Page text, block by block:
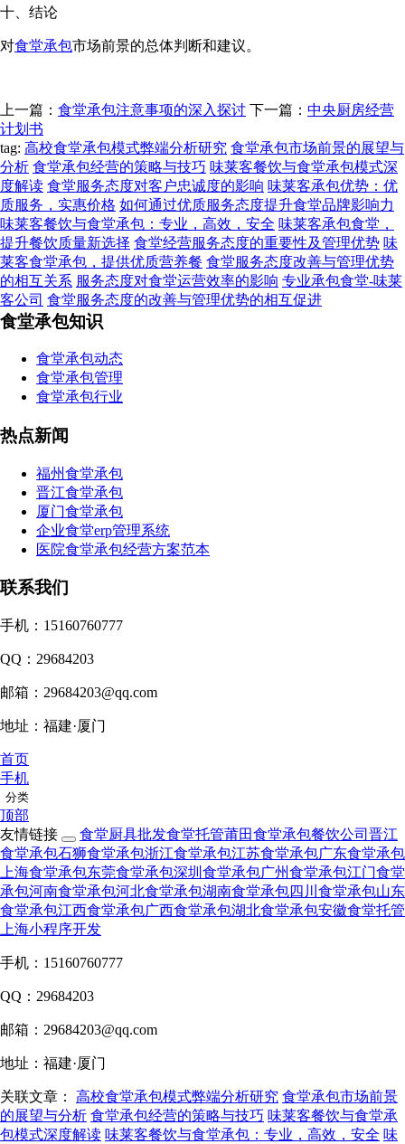
十、结论
对食堂承包市场前景的总体判断和建议。
上一篇： 食堂承包注意事项的深入探讨 下一篇： 中央厨房经营
计划书
tag: 高校食堂承包模式弊端分析研究 食堂承包市场前景的展望与
分析 食堂承包经营的策略与技巧 味莱客餐饮与食堂承包模式深
度解读 食堂服务态度对客户忠诚度的影响 味莱客承包优势：优
质服务，实惠价格 如何通过优质服务态度提升食堂品牌影响力
味莱客餐饮与食堂承包：专业，高效，安全 味莱客承包食堂，
提升餐饮质量新选择 食堂经营服务态度的重要性及管理优势 味
莱客食堂承包，提供优质营养餐 食堂服务态度改善与管理优势
的相互关系 服务态度对食堂运营效率的影响 专业承包食堂-味莱
客公司 食堂服务态度的改善与管理优势的相互促进
食堂承包知识
食堂承包动态
食堂承包管理
食堂承包行业
热点新闻
福州食堂承包
晋江食堂承包
厦门食堂承包
企业食堂erp管理系统
医院食堂承包经营方案范本
联系我们
手机：15160760777
QQ：29684203
邮箱：29684203@qq.com
地址：福建·厦门
首页
手机
分类
顶部
友情链接
食堂厨具批发食堂托管莆田食堂承包餐饮公司 晋江
食堂承包石狮食堂承包浙江食堂承包江苏食堂承包广东食堂承包
上海食堂承包东莞食堂承包深圳食堂承包广州食堂承包江门食堂
承包河南食堂承包河北食堂承包湖南食堂承包四川食堂承包山东
食堂承包江西食堂承包广西食堂承包湖北食堂承包安徽食堂托管
上海小程序开发
手机：15160760777
QQ：29684203
邮箱：29684203@qq.com
地址：福建·厦门
关联文章： 高校食堂承包模式弊端分析研究 食堂承包市场前景
的展望与分析 食堂承包经营的策略与技巧 味莱客餐饮与食堂承
包模式深度解读 味莱客餐饮与食堂承包：专业，高效，安全 味